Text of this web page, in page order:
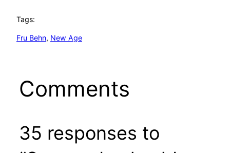
Tags:
Fru Behn, New Age
Comments
35 responses to